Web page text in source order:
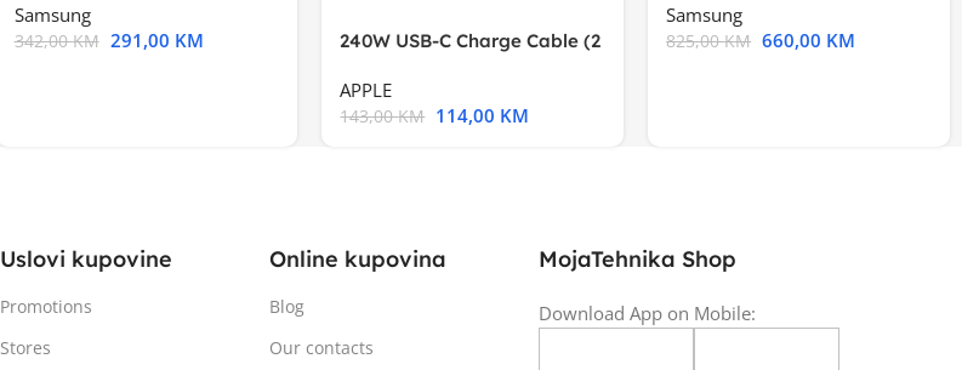
Samsung
342,00KM 291,00 KM
240W USB-C Charge Cable (2
APPLE
143,00KM 114,00 KM
Samsung
825,00KM 660,00 KM
Uslovi kupovine
Promotions
Stores
Online kupovina
Blog
Our contacts
MojaTehnika Shop
Download App on Mobile: